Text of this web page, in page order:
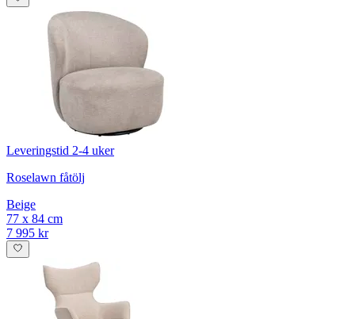
Leveringstid 2-4 uker
Roselawn fåtölj
Beige
77 x 84 cm
7 995 kr